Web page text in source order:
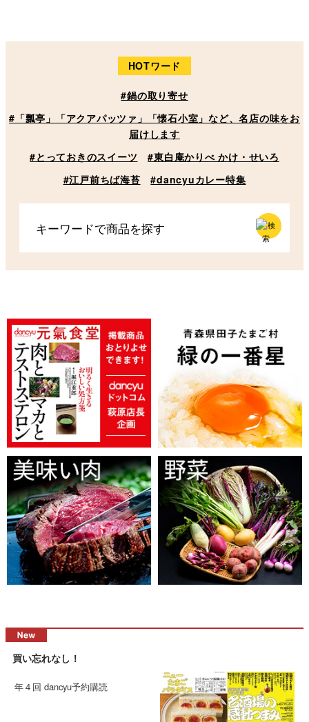
HOTワード
#鍋の取り寄せ
#「瓢亭」「アクアパッツァ」「懐石小室」など、名店の味をお
届けします
#とっておきのスイーツ
#東白庵かりべ かけ・せいろ
#江戸前ちば海苔
#dancyuカレー特集
買い忘れなし！
年４回 dancyu予約購読